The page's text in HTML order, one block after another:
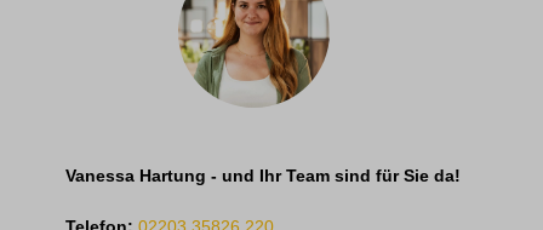
Vanessa Hartung - und Ihr Team sind für Sie da!